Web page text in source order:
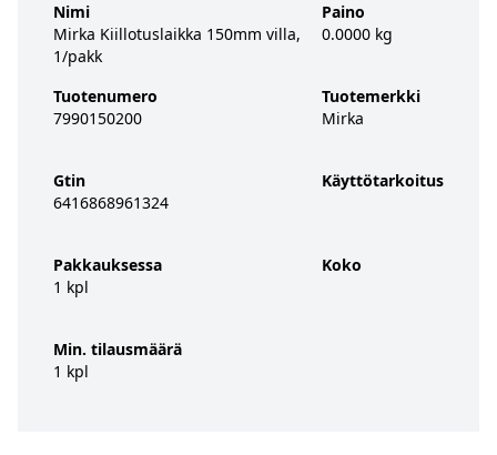
Nimi
Mirka Kiillotuslaikka 150mm villa,
1/pakk
Tuotenumero
7990150200
Gtin
6416868961324
Pakkauksessa
1 kpl
Min. tilausmäärä
1 kpl
Paino
0.0000 kg
Tuotemerkki
Mirka
Käyttötarkoitus
Koko